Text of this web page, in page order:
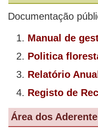
Documentação
Manual de
Politica
Relatório
Registo de
Área dos